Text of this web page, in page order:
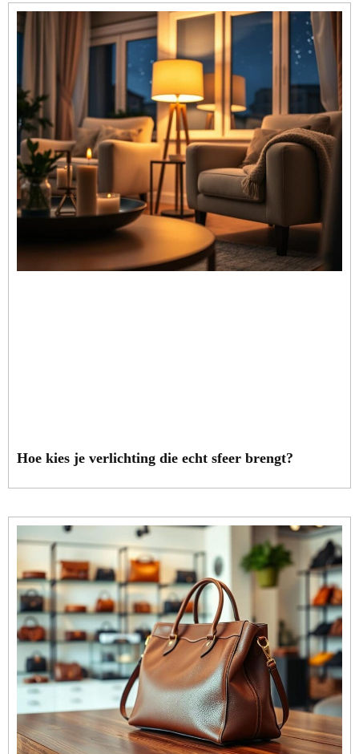
Hoe kies je verlichting die echt sfeer brengt?